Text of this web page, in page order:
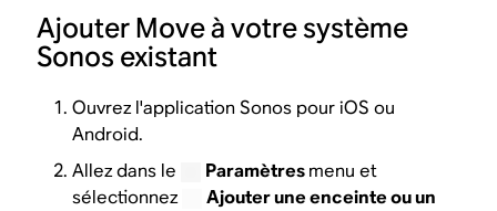
Ajouter Move à votre système
Sonos existant
Ouvrez l'application Sonos pour iOS ou
Android.
Allez dans le
Paramètresmenu et
sélectionnez
Ajouter une enceinte ou un